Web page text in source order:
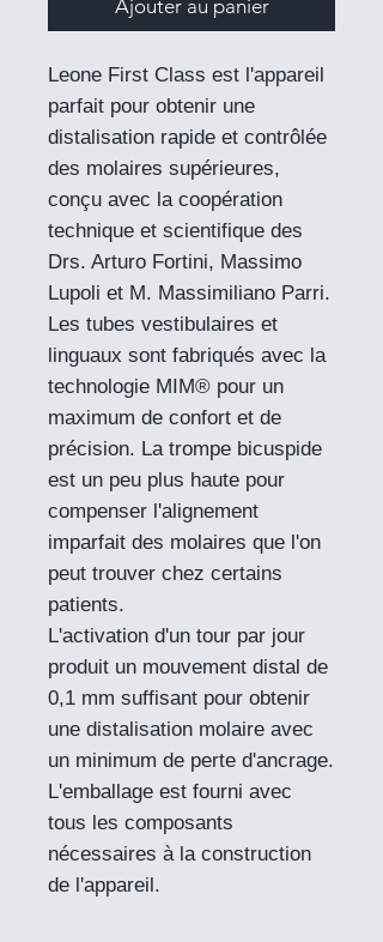
Ajouter au panier
Leone First Class est l'appareil
parfait pour obtenir une
distalisation rapide et contrôlée
des molaires supérieures,
conçu avec la coopération
technique et scientifique des
Drs. Arturo Fortini, Massimo
Lupoli et M. Massimiliano Parri.
Les tubes vestibulaires et
linguaux sont fabriqués avec la
technologie MIM® pour un
maximum de confort et de
précision. La trompe bicuspide
est un peu plus haute pour
compenser l'alignement
imparfait des molaires que l'on
peut trouver chez certains
patients.
L'activation d'un tour par jour
produit un mouvement distal de
0,1 mm suffisant pour obtenir
une distalisation molaire avec
un minimum de perte d'ancrage.
L'emballage est fourni avec
tous les composants
nécessaires à la construction
de l'appareil.